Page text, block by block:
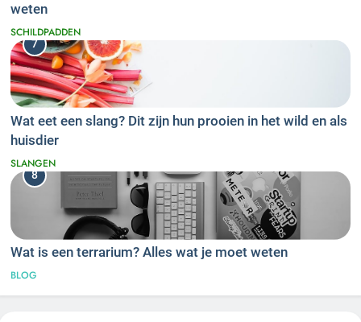
weten
SCHILDPADDEN
7
Wat eet een slang? Dit zijn hun prooien in het wild en als
huisdier
SLANGEN
8
Wat is een terrarium? Alles wat je moet weten
BLOG